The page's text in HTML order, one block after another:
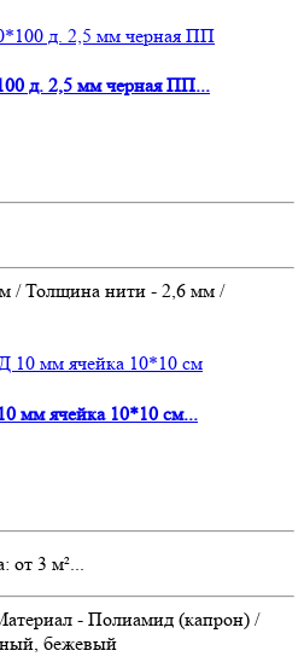
д. 2,5 мм черная ПП...
/ Толщина нити - 2,6 мм /
мм ячейка 10*10 см...
от 3 м²...
- Полиамид (капрон) /
бежевый